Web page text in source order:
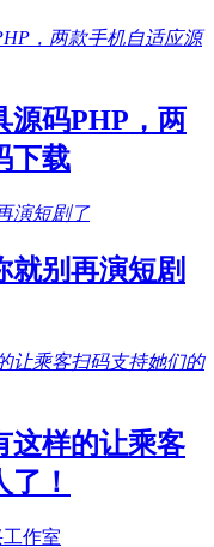
源码PHP，两
下载
就别再演短剧
这样的让乘客
！
工作室